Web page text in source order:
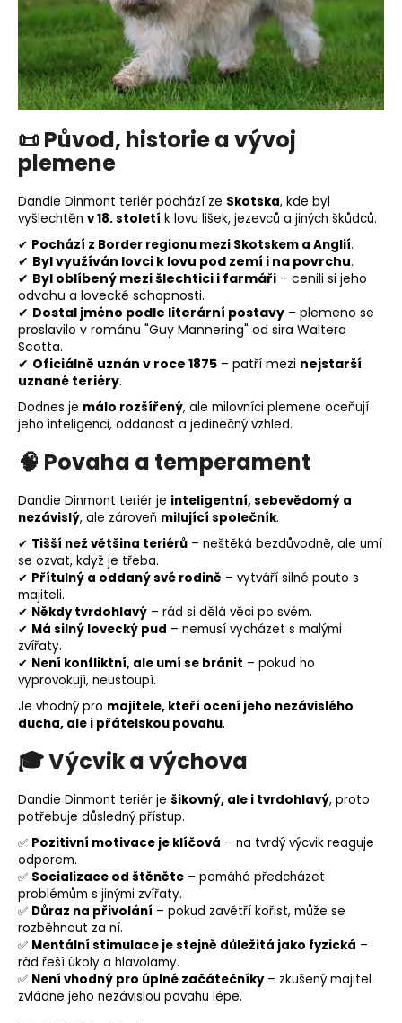
📜Původ, historie a vývoj
plemene
Dandie Dinmont teriér pochází ze Skotska, kde byl
vyšlechtěn v 18. století k lovu lišek, jezevců a jiných škůdců.
✔ Pochází z Border regionu mezi Skotskem a Anglií.
✔ Byl využíván lovci k lovu pod zemí i na povrchu.
✔ Byl oblíbený mezi šlechtici i farmáři – cenili si jeho
odvahu a lovecké schopnosti.
✔ Dostal jméno podle literární postavy – plemeno se
proslavilo v románu "Guy Mannering" od sira Waltera
Scotta.
✔ Oficiálně uznán v roce 1875 – patří mezi nejstarší
uznané teriéry.
Dodnes je málo rozšířený, ale milovníci plemene oceňují
jeho inteligenci, oddanost a jedinečný vzhled.
🧠 Povaha a temperament
Dandie Dinmont teriér je inteligentní, sebevědomý a
nezávislý, ale zároveň milující společník.
✔ Tišší než většina teriérů – neštěká bezdůvodně, ale umí
se ozvat, když je třeba.
✔ Přítulný a oddaný své rodině – vytváří silné pouto s
majiteli.
✔ Někdy tvrdohlavý – rád si dělá věci po svém.
✔ Má silný lovecký pud – nemusí vycházet s malými
zvířaty.
✔ Není konfliktní, ale umí se bránit – pokud ho
vyprovokují, neustoupí.
Je vhodný pro majitele, kteří ocení jeho nezávislého
ducha, ale i přátelskou povahu.
🎓Výcvik a výchova
Dandie Dinmont teriér je šikovný, ale i tvrdohlavý, proto
potřebuje důsledný přístup.
✅ Pozitivní motivace je klíčová – na tvrdý výcvik reaguje
odporem.
✅ Socializace od štěněte – pomáhá předcházet
problémům s jinými zvířaty.
✅ Důraz na přivolání – pokud zavětří kořist, může se
rozběhnout za ní.
✅ Mentální stimulace je stejně důležitá jako fyzická –
rád řeší úkoly a hlavolamy.
✅ Není vhodný pro úplné začátečníky– zkušený majitel
zvládne jeho nezávislou povahu lépe.
u
č
u
j
e
m
e